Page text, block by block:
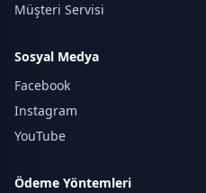
Müşteri Servisi
Sosyal Medya
Facebook
Instagram
YouTube
Ödeme Yöntemleri